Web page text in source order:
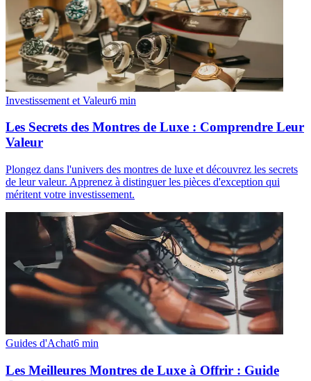
Investissement et Valeur6 min
Les Secrets des Montres de Luxe : Comprendre Leur
Valeur
Plongez dans l'univers des montres de luxe et découvrez les secrets
de leur valeur. Apprenez à distinguer les pièces d'exception qui
méritent votre investissement.
Guides d'Achat6 min
Les Meilleures Montres de Luxe à Offrir : Guide